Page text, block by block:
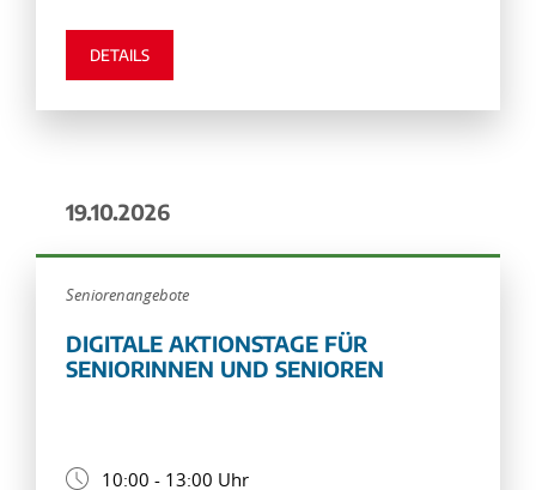
DETAILS
19.10.2026
Seniorenangebote
DIGITALE AKTIONSTAGE FÜR
SENIORINNEN UND SENIOREN
10:00 - 13:00 Uhr